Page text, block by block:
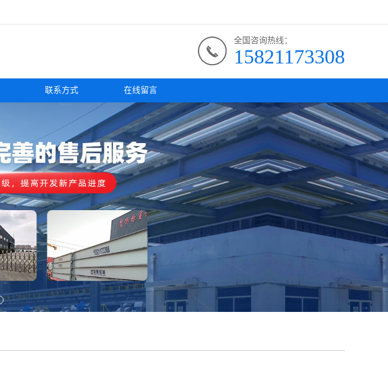
全国咨询热线：
15821173308
联系方式 在线留言